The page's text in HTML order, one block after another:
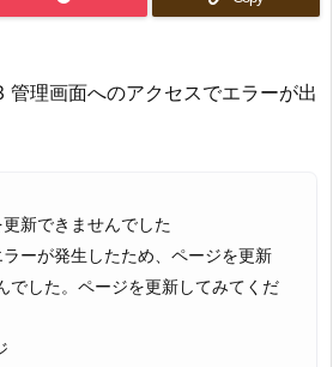
理画面へのアクセスでエラーが出
新できませんでした
ーが発生したため、ページを更新
でした。ページを更新してみてくだ